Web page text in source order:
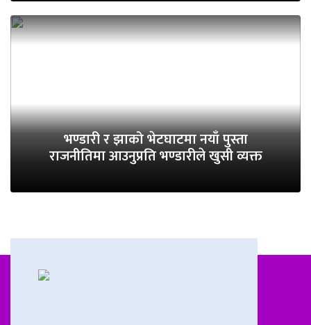
भण्डारी र झाको भेटघाटमा नयाँ पुस्ता
राजनीतिमा आउनुप्रति भण्डारीले खुसी व्यक्त